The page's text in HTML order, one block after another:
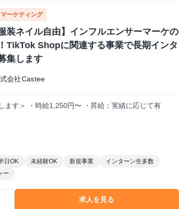
マーケティング
装ネイル自由】インフルエンサーマーケの
TikTok Shopに関連する事業で長期インタ
集します
会社Castee
ます＞ ・時給1,250円〜 ・昇給：実績に応じて有
日OK 未経験OK 新規事業
インターン生多数
ー
求人を見る